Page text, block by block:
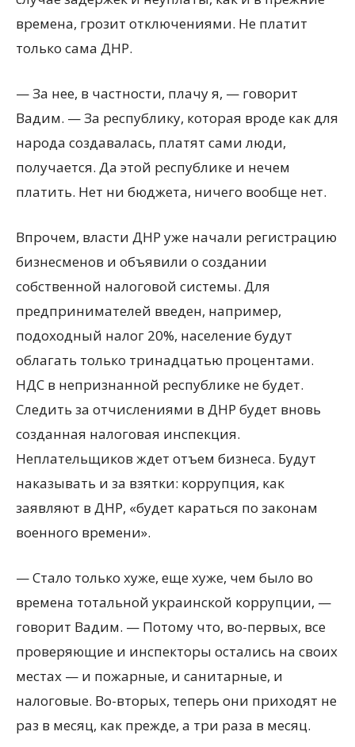
времена, грозит отключениями. Не платит
только сама ДНР.
— За нее, в частности, плачу я, — говорит
Вадим. — За республику, которая вроде как для
народа создавалась, платят сами люди,
получается. Да этой республике и нечем
платить. Нет ни бюджета, ничего вообще нет.
Впрочем, власти ДНР уже начали регистрацию
бизнесменов и объявили о создании
собственной налоговой системы. Для
предпринимателей введен, например,
подоходный налог 20%, население будут
облагать только тринадцатью процентами.
НДС в непризнанной республике не будет.
Следить за отчислениями в ДНР будет вновь
созданная налоговая инспекция.
Неплательщиков ждет отъем бизнеса. Будут
наказывать и за взятки: коррупция, как
заявляют в ДНР, «будет караться по законам
военного времени».
— Стало только хуже, еще хуже, чем было во
времена тотальной украинской коррупции, —
говорит Вадим. — Потому что, во-первых, все
проверяющие и инспекторы остались на своих
местах — и пожарные, и санитарные, и
налоговые. Во-вторых, теперь они приходят не
раз в месяц, как прежде, а три раза в месяц.